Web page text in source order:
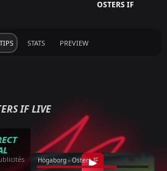
OSTERS IF
STATS PREVIEW
IF LIVE
Högaborg - Osters IF